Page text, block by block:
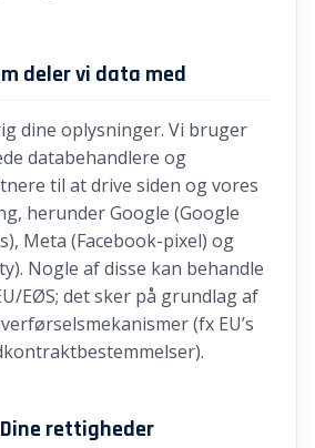
deler vi data med
dine oplysninger. Vi bruger
databehandlere og
til at drive siden og vores
herunder Google (Google
Meta (Facebook-pixel) og
Nogle af disse kan behandle
EØS; det sker på grundlag af
(fx EU’s
rettigheder